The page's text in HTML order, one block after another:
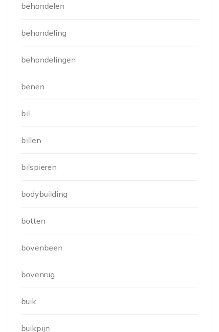
behandelen
behandeling
behandelingen
benen
bil
billen
bilspieren
bodybuilding
botten
bovenbeen
bovenrug
buik
buikpijn